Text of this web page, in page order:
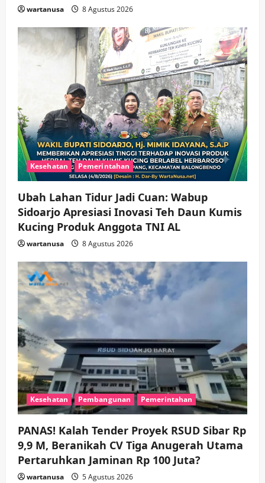
wartanusa 8 Agustus 2026
Kesehatan Pemerintahan
Ubah Lahan Tidur Jadi Cuan: Wabup
Sidoarjo Apresiasi Inovasi Teh Daun Kumis
Kucing Produk Anggota TNI AL
wartanusa 8 Agustus 2026
Kesehatan Pembangunan Pemerintahan
PANAS! Kalah Tender Proyek RSUD Sibar Rp
9,9 M, Beranikah CV Tiga Anugerah Utama
Pertaruhkan Jaminan Rp 100 Juta?
wartanusa 5 Agustus 2026